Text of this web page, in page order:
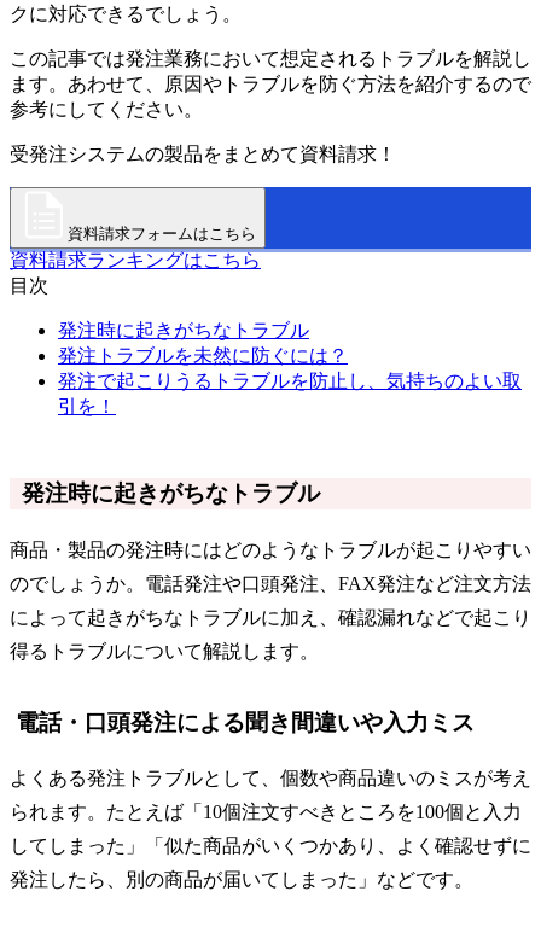
クに対応できるでしょう。
この記事では発注業務において想定されるトラブルを解説し
ます。あわせて、原因やトラブルを防ぐ方法を紹介するので
参考にしてください。
受発注システムの製品をまとめて資料請求！
資料請求フォームはこちら
資料請求ランキングはこちら
目次
発注時に起きがちなトラブル
発注トラブルを未然に防ぐには？
発注で起こりうるトラブルを防止し、気持ちのよい取
引を！
発注時に起きがちなトラブル
商品・製品の発注時にはどのようなトラブルが起こりやすい
のでしょうか。電話発注や口頭発注、FAX発注など注文方法
によって起きがちなトラブルに加え、確認漏れなどで起こり
得るトラブルについて解説します。
電話・口頭発注による聞き間違いや入力ミス
よくある発注トラブルとして、個数や商品違いのミスが考え
られます。たとえば「10個注文すべきところを100個と入力
してしまった」「似た商品がいくつかあり、よく確認せずに
発注したら、別の商品が届いてしまった」などです。